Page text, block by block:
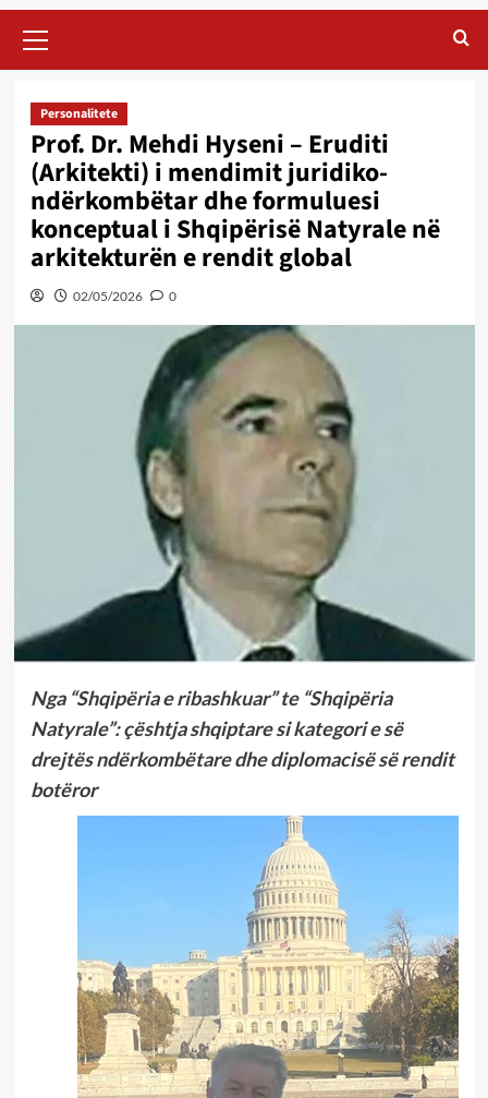
Menu
Personalitete
Prof. Dr. Mehdi Hyseni – Eruditi
(Arkitekti) i mendimit juridiko-
ndërkombëtar dhe formuluesi
konceptual i Shqipërisë Natyrale në
arkitekturën e rendit global
02/05/2026 0
Nga “Shqipëria e ribashkuar” te “Shqipëria
Natyrale”: çështja shqiptare si kategori e së
drejtës ndërkombëtare dhe diplomacisë së rendit
botëror